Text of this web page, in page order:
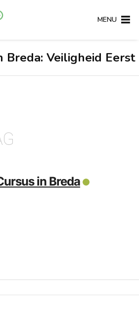
MENU
Breda: Veiligheid Eerst
in Breda